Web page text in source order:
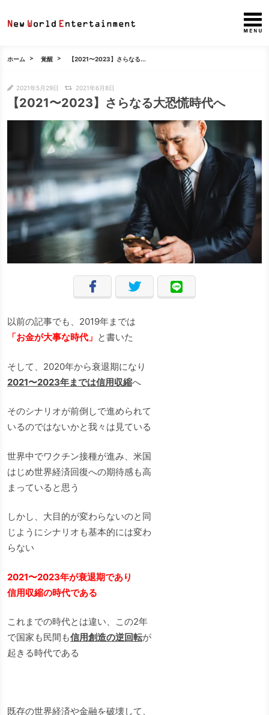
ホーム 覚醒 【2021〜2023】さらなる...
2021年5月29日 2021年6月8日
【2021〜2023】さらなる大恐慌時代へ
以前の記事でも、2019年までは
「お金が大事な時代」 と書いた
そして、2020年から衰退期になり
2021〜2023年までは信用収縮へ
そのシナリオが前倒しで進められて
いるのではないかと我々は見ている
世界中でワクチン接種が進み、米国
はじめ世界経済回復への期待感も高
まっていると思う
しかし、大目的が変わらないのと同
じようにシナリオも基本的には変わ
らない
2021〜2023年が衰退期であり
信用収縮の時代である
これまでの時代とは違い、この2年
で国家も民間も信用創造の逆回転が
起きる時代である
既存の世界経済や金融を破壊して、